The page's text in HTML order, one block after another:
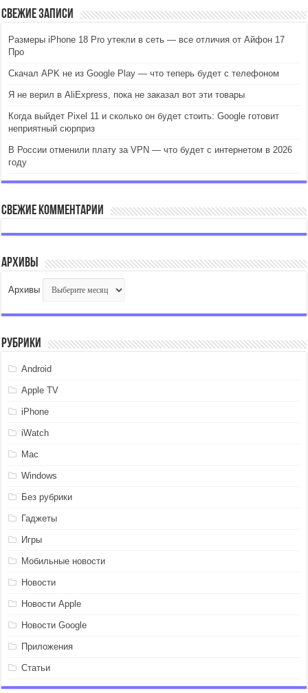
Свежие записи
Размеры iPhone 18 Pro утекли в сеть — все отличия от Айфон 17
Про
Скачал APK не из Google Play — что теперь будет с телефоном
Я не верил в AliExpress, пока не заказал вот эти товары
Когда выйдет Pixel 11 и сколько он будет стоить: Google готовит
неприятный сюрприз
В России отменили плату за VPN — что будет с интернетом в 2026
году
Свежие комментарии
Архивы
Архивы
Рубрики
Android
Apple TV
iPhone
iWatch
Mac
Windows
Без рубрики
Гаджеты
Игры
Мобильные новости
Новости
Новости Apple
Новости Google
Приложения
Статьи